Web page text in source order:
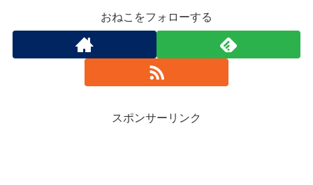
おねこをフォローする
スポンサーリンク